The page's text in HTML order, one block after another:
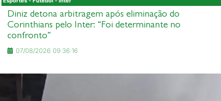
Diniz detona arbitragem após eliminação do
Corinthians pelo Inter: “Foi determinante no
confronto”
07/08/2026 09:36:16